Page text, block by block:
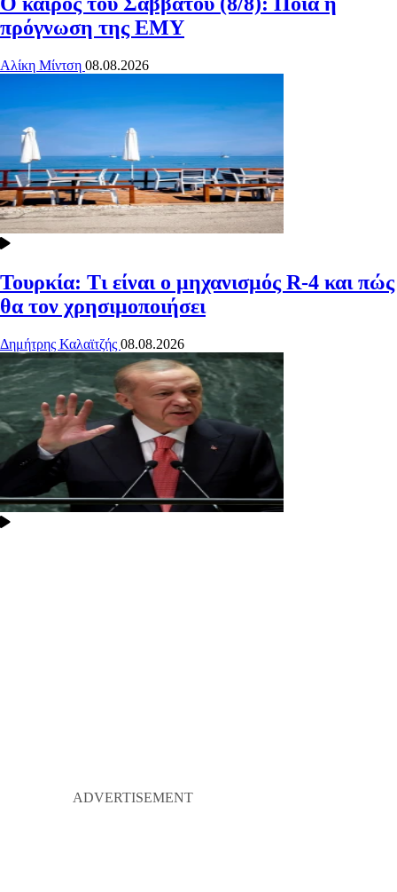
πρόγνωση της ΕΜΥ
Αλίκη Μίντση 08.08.2026
Τουρκία: Τι είναι ο μηχανισμός R-4 και πώς
θα τον χρησιμοποιήσει
Δημήτρης Καλαϊτζής 08.08.2026